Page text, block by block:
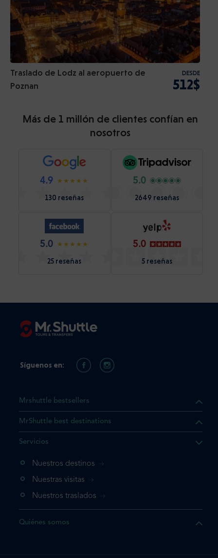
Traslado de Lodz al aeropuerto de
Poznan
DESDE
512$
Más de 1 millón de clientes confían en
nosotros
4.9
130 reseñas
5.0
2649 reseñas
5.0
25 reseñas
5.0
5 reseñas
el producto que busca ya
vaya directamente a su
su reserva.
una vez
Mrshuttle bestsellers
MrShuttle best destinations
Servicios
Nuestros destinos
Nuestras visitas
Nuestros traslados
Quiénes somos
Síguenos en: